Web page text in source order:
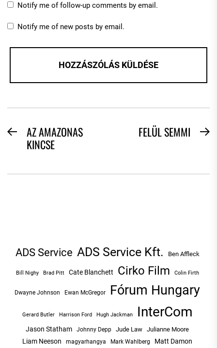
Notify me of follow-up comments by email.
Notify me of new posts by email.
BEJEGYZÉS
NAVIGÁCIÓ
PreviousAZ AMAZONAS
KINCSE
FELÜL SEMMI
ADS Service ADS Service Kft. Ben Affleck
Bill Nighy Brad Pitt Cate Blanchett Cirko Film Colin Firth
Dwayne Johnson Ewan McGregor Fórum Hungary
Gerard Butler Harrison Ford Hugh Jackman InterCom
Jason Statham Johnny Depp Jude Law Julianne Moore
Liam Neeson magyarhangya Mark Wahlberg Matt Damon